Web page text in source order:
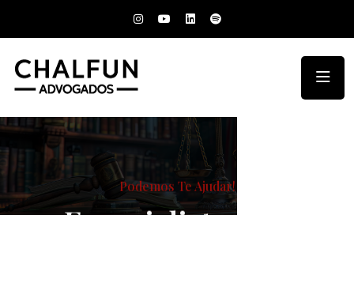
Podemos Te Ajudar!
Especialistas em